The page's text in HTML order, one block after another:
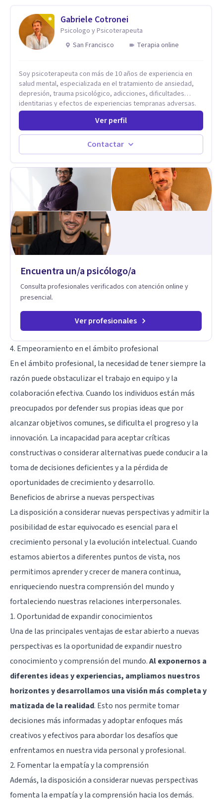
Gabriele Cotronei
Psicologo y Psicoterapeuta
San Francisco
Terapia online
Soy psicoterapeuta con más de 10 años de experiencia en
salud mental, especializada en el tratamiento de ansiedad,
depresión, trauma psicológico, adicciones, dificultades
identitarias y efectos de experiencias tempranas adversas.
Ofrezco un espacio terapéutico seguro, confidencial y
profundamente humano, donde el dolor emocional puede
transformarse en autoconocimiento, regulación emocional y
psicoanálisis, terapia somática y de trauma, psicología
respiración neurodinámica, integrando actualmente la
Psicología Analítica Junguiana. Mi abordaje también incorpora
perspectivas interculturales, ecopsicología y el trabajo
simbólico con el inconsciente, entendiendo que cada
proceso terapéutico es único y requiere una mirada
personalizada.
Ver perfil
Contactar
Encuentra un/a psicólogo/a
Consulta profesionales verificados con atención online y
presencial.
Ver profesionales
4. Empeoramiento en el ámbito profesional
En el ámbito profesional, la necesidad de tener siempre la
razón puede obstaculizar el trabajo en equipo y la
colaboración efectiva. Cuando los individuos están más
preocupados por defender sus propias ideas que por
alcanzar objetivos comunes, se dificulta el progreso y la
innovación. La incapacidad para aceptar críticas
constructivas o considerar alternativas puede conducir a la
toma de decisiones deficientes y a la pérdida de
oportunidades de crecimiento y desarrollo.
Beneficios de abrirse a nuevas perspectivas
La disposición a considerar nuevas perspectivas y admitir la
posibilidad de estar equivocado es esencial para el
crecimiento personal y la evolución intelectual. Cuando
estamos abiertos a diferentes puntos de vista, nos
permitimos aprender y crecer de manera continua,
enriqueciendo nuestra comprensión del mundo y
fortaleciendo nuestras relaciones interpersonales.
1. Oportunidad de expandir conocimientos
Una de las principales ventajas de estar abierto a nuevas
perspectivas es la oportunidad de expandir nuestro
conocimiento y comprensión del mundo.Al exponernos a
diferentes ideas y experiencias, ampliamos nuestros
horizontes y desarrollamos una visión más completa y
matizada de la realidad. Esto nos permite tomar
decisiones más informadas y adoptar enfoques más
creativos y efectivos para abordar los desafíos que
enfrentamos en nuestra vida personal y profesional.
2. Fomentar la empatía y la comprensión
Además, la disposición a considerar nuevas perspectivas
fomenta la empatía y la comprensión hacia los demás.